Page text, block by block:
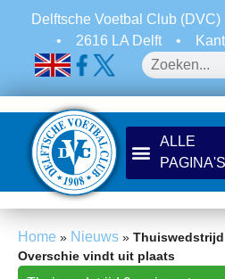
Delftsche Voetbal Club (DVC)
•
2616 LA Delft •
Home » Nieuws » Thuiswedstrijd
Overschie vindt uit plaats